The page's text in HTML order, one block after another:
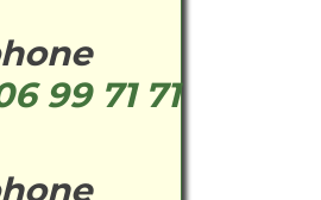
99 71 71